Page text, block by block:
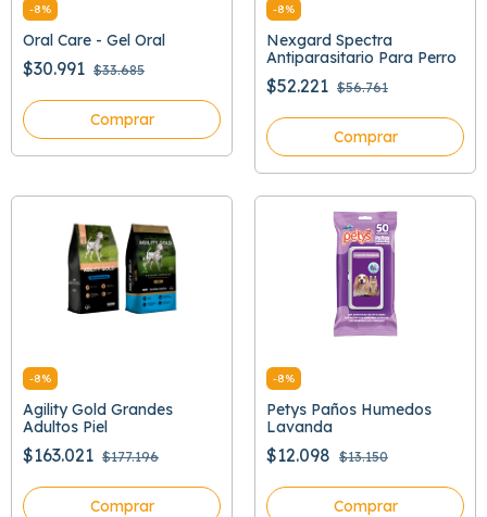
-8%
Oral Care - Gel Oral
$30.991 $33.685
Comprar
-8%
Nexgard Spectra
Antiparasitario Para Perro
$52.221 $56.761
Comprar
-8%
Agility Gold Grandes
Adultos Piel
$163.021 $177.196
Comprar
-8%
Petys Paños Humedos
Lavanda
$12.098 $13.150
Comprar